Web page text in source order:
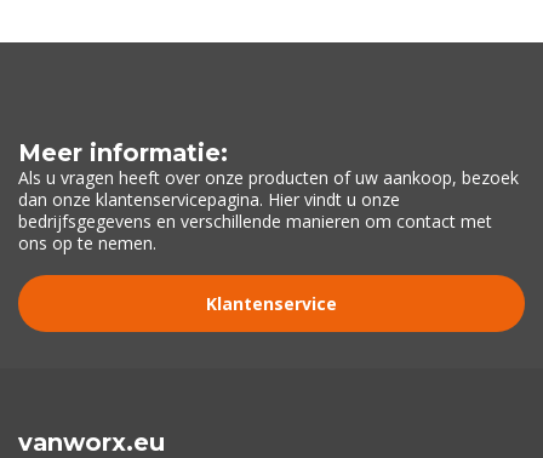
Meer informatie:
Als u vragen heeft over onze producten of uw aankoop, bezoek
dan onze klantenservicepagina. Hier vindt u onze
bedrijfsgegevens en verschillende manieren om contact met
ons op te nemen.
Klantenservice
vanworx.eu